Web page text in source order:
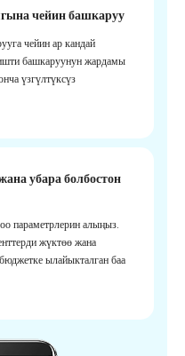
чейин башкаруу
чейин ар кандай
башкаруунун жардамы
үзгүлтүксүз
убара болбостон
параметрлерин алыңыз.
жүктөө жана
ылайыкталган баа